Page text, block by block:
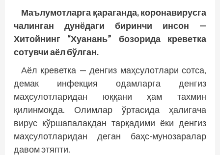
Маълумотларга қараганда, коронавирусга
чалинган дунё­даги биринчи инсон —
Хитойнинг “Хуанань” бозорида креветка
сотувчи аёл бўлган.
Аёл креветка — денгиз маҳсулотлари сотса,
демак инфекция одамларга денгиз
маҳсулотларидан юққани ҳам тахмин
қилинмоқда. Олимлар ўртасида ҳалигача
вирус кўршапалакдан тарқадими ёки денгиз
маҳсулотларидан деган баҳс-мунозаралар
давом этяпти.